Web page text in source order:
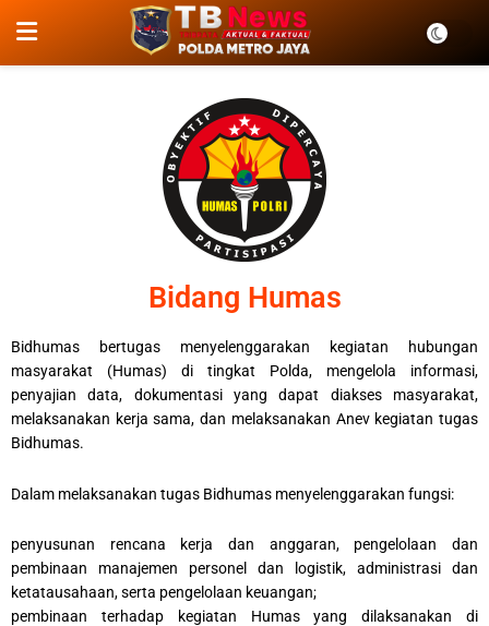
Bidang Humas
Bidhumas bertugas menyelenggarakan kegiatan hubungan
masyarakat (Humas) di tingkat Polda, mengelola informasi,
penyajian data, dokumentasi yang dapat diakses masyarakat,
melaksanakan kerja sama, dan melaksanakan Anev kegiatan tugas
Bidhumas.
Dalam melaksanakan tugas Bidhumas menyelenggarakan fungsi:
penyusunan rencana kerja dan anggaran, pengelolaan dan
pembinaan manajemen personel dan logistik, administrasi dan
ketatausahaan, serta pengelolaan keuangan;
pembinaan terhadap kegiatan Humas yang dilaksanakan di